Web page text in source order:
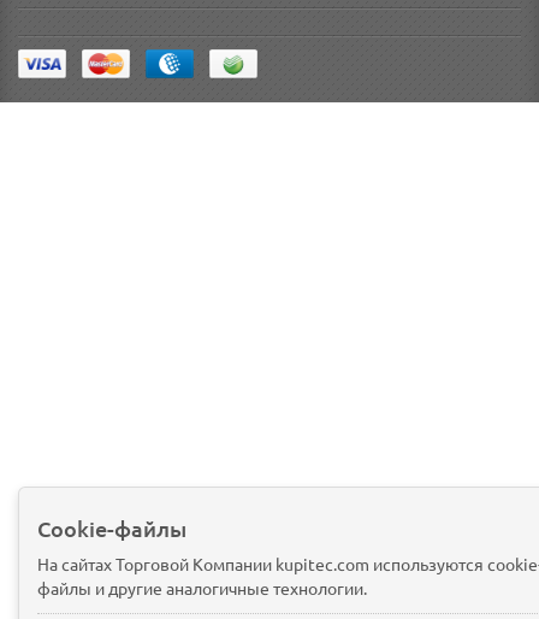
Cookie-файлы
На сайтах Торговой Компании kupitec.com используются
файлы и другие аналогичные технологии.